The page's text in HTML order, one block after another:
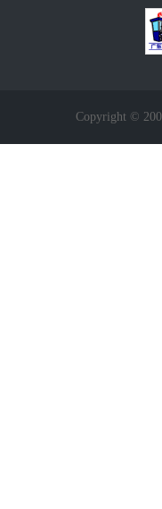
Copyright ©